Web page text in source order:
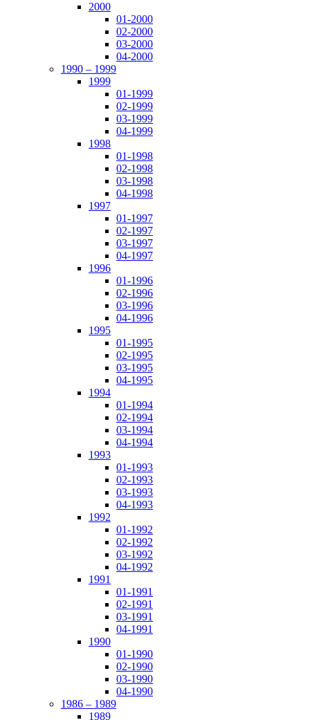
2000
01-2000
02-2000
03-2000
04-2000
1990 – 1999
1999
01-1999
02-1999
03-1999
04-1999
1998
01-1998
02-1998
03-1998
04-1998
1997
01-1997
02-1997
03-1997
04-1997
1996
01-1996
02-1996
03-1996
04-1996
1995
01-1995
02-1995
03-1995
04-1995
1994
01-1994
02-1994
03-1994
04-1994
1993
01-1993
02-1993
03-1993
04-1993
1992
01-1992
02-1992
03-1992
04-1992
1991
01-1991
02-1991
03-1991
04-1991
1990
01-1990
02-1990
03-1990
04-1990
1986 – 1989
1989